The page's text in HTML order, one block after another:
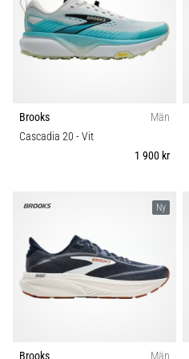
löpning
och
beeptest:
de
och
praktiken
testar
shuttle
run
Carbon
Komfort och dämpning
Kategori
Skobredd
Sport
Brooks
Män
Cascadia 20 - Vit
1 900 kr
Ny